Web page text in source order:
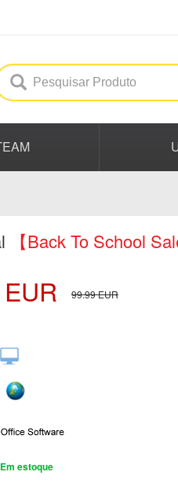
【Back To School
EUR 99.99EUR
Em estoque